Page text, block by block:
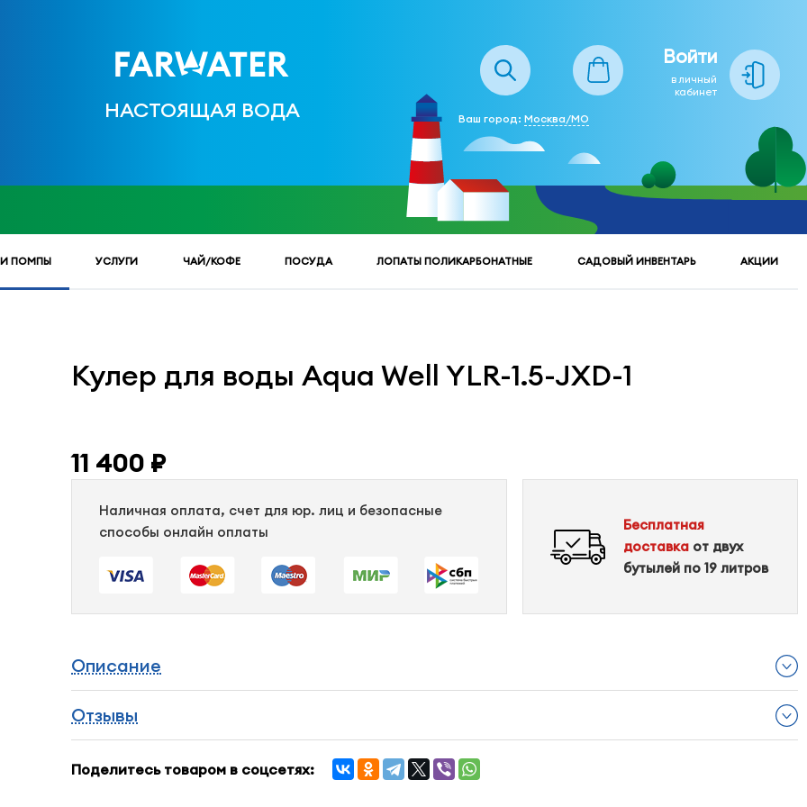
НАСТОЯЩАЯ ВОДА
Войти
в личный
кабинет
Ваш город: Москва/МО
И ПОМПЫ УСЛУГИ ЧАЙ/КОФЕ ПОСУДА ЛОПАТЫ ПОЛИКАРБОНАТНЫЕ САДОВЫЙ ИНВЕНТАРЬ АКЦИИ
Кулер для воды Aqua Well YLR-1.5-JXD-1
11 400 ₽
Наличная оплата, счет для юр. лиц и безопасные
способы онлайн оплаты
Бесплатная
доставкаот двух
бутылей по 19 литров
Описание
Отзывы
Поделитесь товаром в соцсетях: